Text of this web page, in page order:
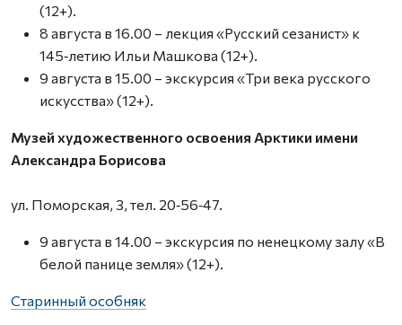
(12+).
8 августа в 16.00 – лекция «Русский сезанист» к
145‑летию Ильи Машкова (12+).
9 августа в 15.00 – экскурсия «Три века русского
искусства» (12+).
Музей художественного освоения Арктики имени
Александра Борисова
ул. Поморская, 3, тел. 20‑56‑47.
9 августа в 14.00 – экскурсия по ненецкому залу «В
белой панице земля» (12+).
Старинный особняк